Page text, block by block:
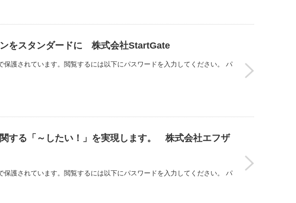
をスタンダードに 株式会社StartGate
保護されています。閲覧するには以下にパスワードを入力してください。 パ
する「～したい！」を実現します。 株式会社エフザ
保護されています。閲覧するには以下にパスワードを入力してください。 パ